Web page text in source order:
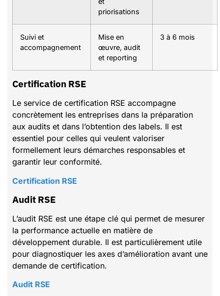
priorisations
Suivi et
accompagnement
Mise en
œuvre, audit
et reporting
3 à 6 mois
Certification RSE
Le service de certification RSE accompagne
concrètement les entreprises dans la préparation
aux audits et dans l’obtention des labels. Il est
essentiel pour celles qui veulent valoriser
formellement leurs démarches responsables et
garantir leur conformité.
Certification RSE
Audit RSE
L’audit RSE est une étape clé qui permet de mesurer
la performance actuelle en matière de
développement durable. Il est particulièrement utile
pour diagnostiquer les axes d’amélioration avant une
demande de certification.
Audit RSE